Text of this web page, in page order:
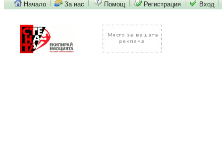
Начало За нас Помощ Регистрация Вход